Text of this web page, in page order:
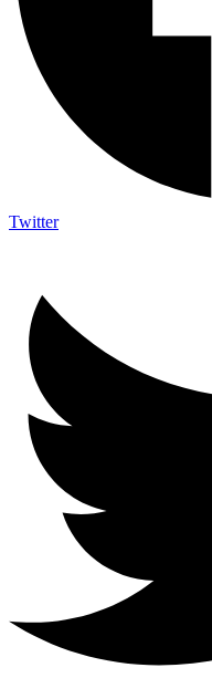
Twitter